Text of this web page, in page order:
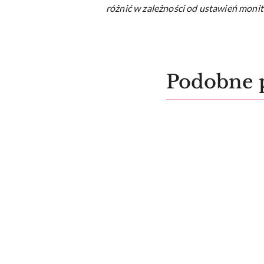
różnić w zależności od ustawień
Produkty
o
Podobne